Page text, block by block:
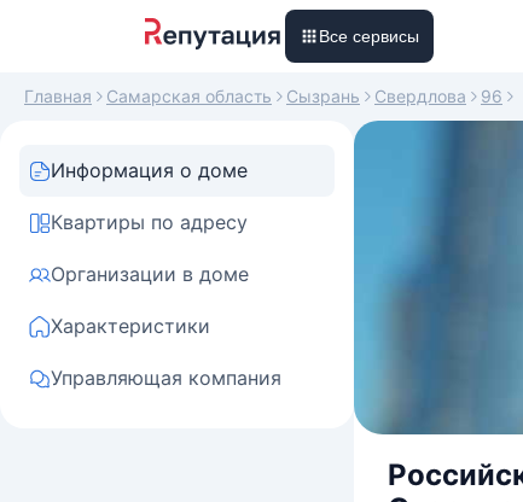
Все сервисы
Главная Самарская область Сызрань Свердлова 96
Информация о доме
Квартиры по адресу
Организации в доме
Характеристики
Управляющая компания